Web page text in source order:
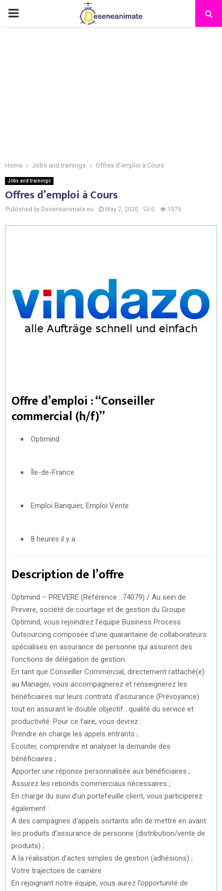
PRIMARY
Home Jobs and trainings Offres d’emploi à Cours
Jobs and trainings
Offres d’emploi à Cours
Published by Deseneanimate.eu May 2, 2020 0 1575
Offre d’emploi : “Conseiller
commercial (h/f)”
Optimind
Île-de-France
Emploi Banquier, Emploi Vente
8 heures il y a
Description de l’offre
Optimind – PREVERE (Référence : 74079) / Au sein de
Prevere, société de courtage et de gestion du Groupe
Optimind, vous rejoindrez l’équipe Business Process
Outsourcing composée d’une quarantaine de collaborateurs
spécialises en assurance de personne qui assurent des
fonctions de délégation de gestion.
En tant que Conseiller Commercial, directement rattaché(e)
au Manager, vous accompagnerez et renseignerez les
bénéficiaires sur leurs contrats d’assurance (Prévoyance)
tout en assurant le double objectif : qualité du service et
productivité. Pour ce faire, vous devrez :
Prendre en charge les appels entrants ;
Ecouter, comprendre et analyser la demande des
bénéficiaires ;
Apporter une réponse personnalisée aux bénéficiaires ;
Assurez les rebonds commerciaux nécessaires ;
En charge du suivi d’un portefeuille client, vous participerez
également :
A des campagnes d’appels sortants afin de mettre en avant
les produits d’assurance de personne (distribution/vente de
produits) ;
A la réalisation d’actes simples de gestion (adhésions) ;
Votre trajectoire de carrière
En rejoignant notre équipe, vous aurez l’opportunité de